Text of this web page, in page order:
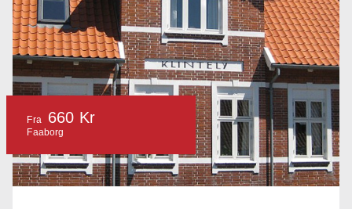
Fra 660 Kr
Faaborg